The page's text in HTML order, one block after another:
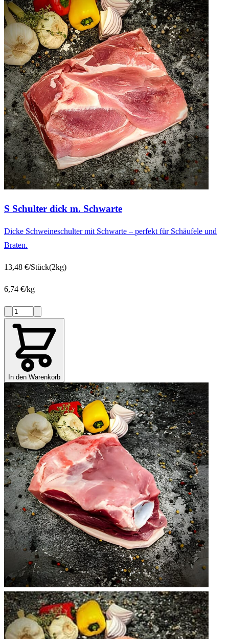
S Schulter dick m. Schwarte
Dicke Schweineschulter mit Schwarte – perfekt für Schäufele und
Braten.
13,48 €/Stück(2kg)
6,74 €/kg
In den Warenkorb